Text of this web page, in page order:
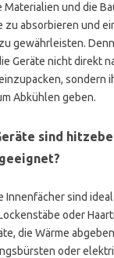
Materialien und die
zu absorbieren und
gewährleisten.
Geräte nicht direkt
sondern
Abkühlen geben.
sind
Innenfächer sind
oder
die Wärme
oder